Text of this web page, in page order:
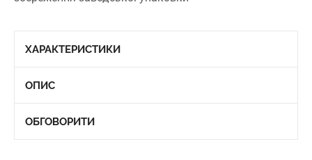
ХАРАКТЕРИСТИКИ
ОПИС
ОБГОВОРИТИ